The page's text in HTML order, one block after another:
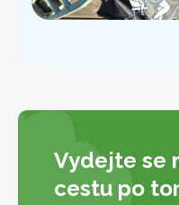
Vydejte se
cestu po